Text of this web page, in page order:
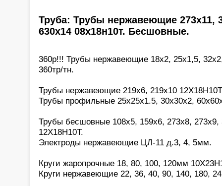
Труба: Трубы нержавеющие 273х11,
630х14 08х18н10т. Бесшовные.
360р!!! Трубы нержавеющие 18х2, 25х1,5,
360тр/тн.
Трубы нержавеющие 219х6, 219х10
Трубы профильные 25х25х1.5, 30х30х2,
Трубы бесшовные 108х5, 159х6, 273х8, 273х9,
12Х18Н10Т.
Электроды нержавеющие ЦЛ-11 д.3, 4, 5мм.
Круги жаропрочные 18, 80, 100, 120мм
Круги нержавеющие 22, 36, 40, 90, 140, 180,